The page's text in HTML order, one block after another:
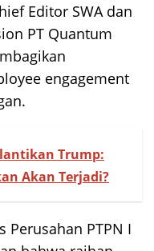
Editor SWA dan
PT Quantum
engagement
Trump:
Akan Terjadi?
Perusahan PTPN I